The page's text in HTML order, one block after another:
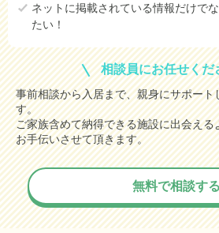
ネットに掲載されている情報だけで
たい！
相談員にお任せくだ
事前相談から入居まで、親身にサポート
す。
ご家族含めて納得できる施設に出会える
お手伝いさせて頂きます。
無料で相談する